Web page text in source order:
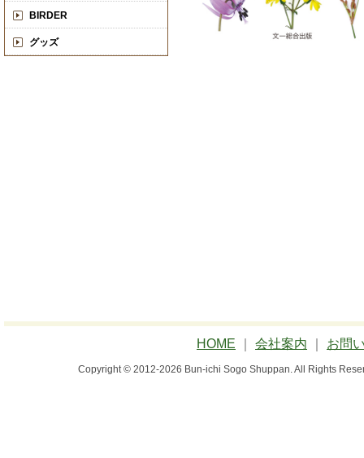
BIRDER
グッズ
HOME 会社案内 お問
Copyright © 2012-2026 Bun-ichi Sogo Shuppan. All Rights